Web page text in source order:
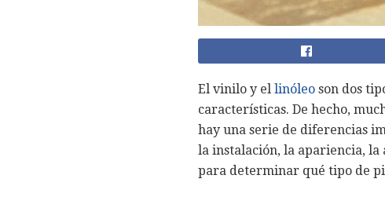
El vinilo y el linóleo son dos
características. De hecho,
hay una serie de diferencias
la instalación, la apariencia, la
para determinar qué tipo de